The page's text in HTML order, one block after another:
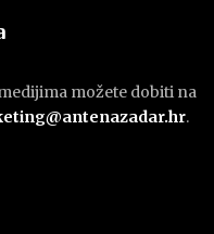
možete dobiti na
.